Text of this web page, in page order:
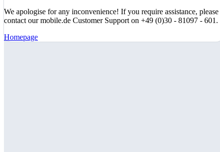
We apologise for any inconvenience! If you require assistance, please
contact our mobile.de Customer Support on +49 (0)30 - 81097 - 601.
Homepage